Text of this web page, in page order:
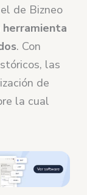
de Bizneo
herramienta
. Con
las
de
la cual